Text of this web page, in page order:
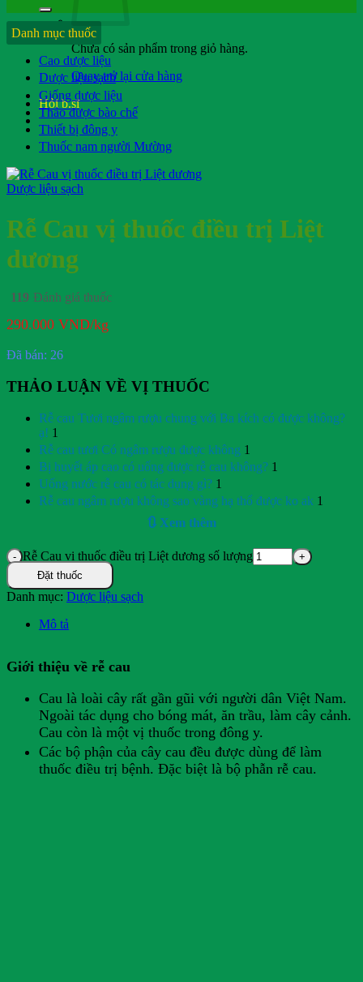
Chưa có sản phẩm trong giỏ hàng.
Quay trở lại cửa hàng
Hỏi b.sĩ
Danh mục thuốc
Cao dược liệu
Dược liệu sạch
Giống dược liệu
Thảo dược bào chế
Thiết bị đông y
Thuốc nam người Mường
Dược liệu sạch
Rễ Cau vị thuốc điều trị Liệt
dương
119 Đánh giá thuốc
290.000 VND/kg
Đã bán: 26
THẢO LUẬN VỀ VỊ THUỐC
Rễ cau Tươi ngâm rượu chung với Ba kích có được không?
ạ! 1
Rễ cau tươi Có ngâm rượu được không 1
Bị huyết áp cao có uống được rễ cau không? 1
Uống nước rễ cau có tác dụng gì? 1
Rễ cau ngâm rượu không sao vàng hạ thổ được ko ak 1
🔃 Xem thêm
Rễ Cau vị thuốc điều trị Liệt dương số lượng
Đặt thuốc
Danh mục: Dược liệu sạch
Mô tả
Giới thiệu về rễ cau
Cau là loài cây rất gần gũi với người dân Việt Nam.
Ngoài tác dụng cho bóng mát, ăn trầu, làm cây cảnh.
Cau còn là một vị thuốc trong đông y.
Các bộ phận của cây cau đều được dùng để làm
thuốc điều trị bệnh. Đặc biệt là bộ phẫn rễ cau.